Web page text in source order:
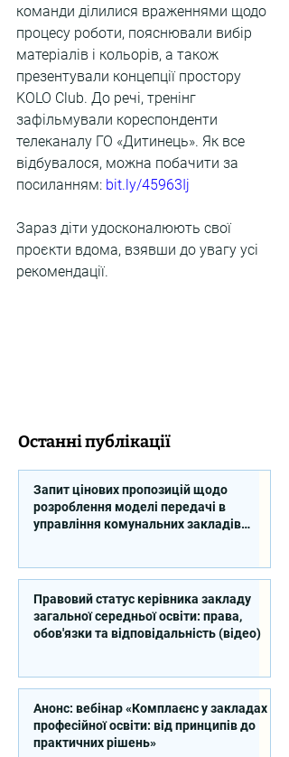
команди ділилися враженнями щодо
процесу роботи, пояснювали вибір
матеріалів і кольорів, а також
презентували концепції простору
KOLO Club. До речі, тренінг
зафільмували кореспонденти
телеканалу ГО «Дитинець». Як все
відбувалося, можна побачити за
посиланням: bit.ly/45963Ij
Зараз діти удосконалюють свої
проєкти вдома, взявши до увагу усі
рекомендації.
Останні публікації
Запит цінових пропозицій щодо
розроблення моделі передачі в
управління комунальних закладів
Правовий статус керівника закладу
загальної середньої освіти: права,
обов'язки та відповідальність (відео)
Анонс: вебінар «Комплаєнс у закладах
професійної освіти: від принципів до
практичних рішень»